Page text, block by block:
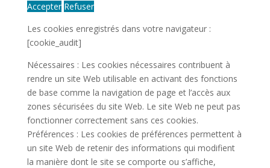
Accepter Refuser
Les cookies enregistrés dans votre navigateur :
[cookie_audit]
Nécessaires : Les cookies nécessaires contribuent à
rendre un site Web utilisable en activant des fonctions
de base comme la navigation de page et l’accès aux
zones sécurisées du site Web. Le site Web ne peut pas
fonctionner correctement sans ces cookies.
Préférences : Les cookies de préférences permettent à
un site Web de retenir des informations qui modifient
la manière dont le site se comporte ou s’affiche,